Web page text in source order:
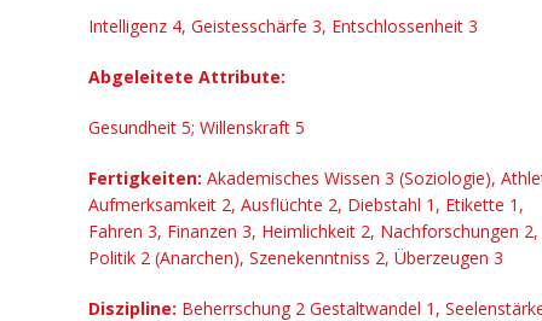
Intelligenz 4, Geistesschärfe 3, Entschlossenheit 3
Abgeleitete Attribute:
Gesundheit 5; Willenskraft 5
Fertigkeiten: Akademisches Wissen 3 (Soziologie),
Aufmerksamkeit 2, Ausflüchte 2, Diebstahl 1, Etikette 1,
Fahren 3, Finanzen 3, Heimlichkeit 2, Nachforschungen 2,
Politik 2 (Anarchen), Szenekenntniss 2, Überzeugen 3
Diszipline: Beherrschung 2 Gestaltwandel 1,